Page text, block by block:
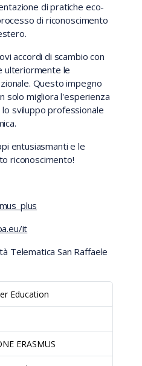
di pratiche eco-
di riconoscimento
accordi di scambio con
ulteriormente le
Questo impegno
solo migliora l'esperienza
sviluppo professionale
entusiasmanti e le
riconoscimento!
it
Telematica San Raffaele
Education
ERASMUS